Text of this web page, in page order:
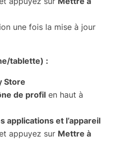
une fois la mise à jour
tablette) :
Store
de profil en haut à
applications et l’appareil
appuyez sur Mettre à